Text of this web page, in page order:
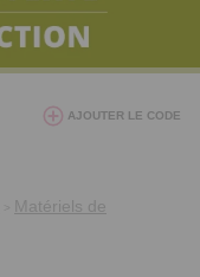
AJOUTER LE CODE
Matériels de